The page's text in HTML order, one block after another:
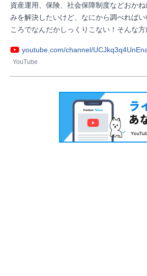
資産運用、保険、社会保障制度などおか
みを解決したいけど、なにから調べれば
ころでなんだかしっくりこない！そ
youtube.com/channel/
YouTube